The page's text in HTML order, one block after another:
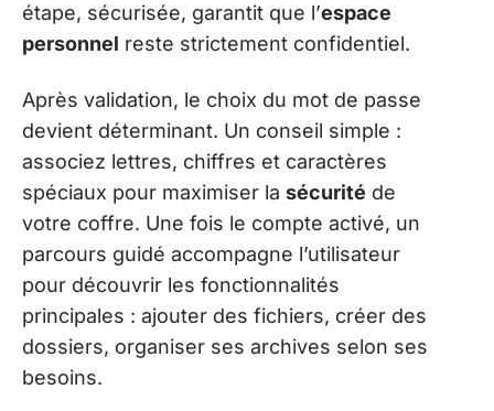
étape, sécurisée, garantit que l’espace
personnel reste strictement confidentiel.
Après validation, le choix du mot de passe
devient déterminant. Un conseil simple :
associez lettres, chiffres et caractères
spéciaux pour maximiser la sécurité de
votre coffre. Une fois le compte activé, un
parcours guidé accompagne l’utilisateur
pour découvrir les fonctionnalités
principales : ajouter des fichiers, créer des
dossiers, organiser ses archives selon ses
besoins.